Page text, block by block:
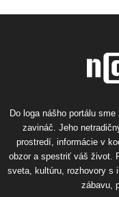
Do loga nášho portálu
zavináč. Jeho
prostredí, informácie v
obzor a spestriť váš život.
sveta, kultúru, rozhovory s
zábavu,